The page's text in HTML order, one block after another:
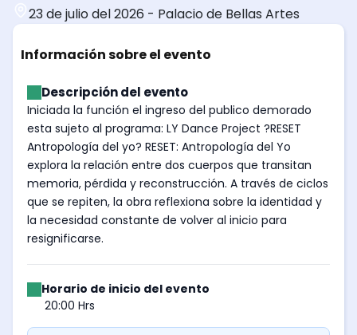
23 de julio del 2026 - Palacio de Bellas Artes
Información sobre el evento
Descripción del evento
Iniciada la función el ingreso del publico demorado
esta sujeto al programa: LY Dance Project ?RESET
Antropología del yo? RESET: Antropología del Yo
explora la relación entre dos cuerpos que transitan
memoria, pérdida y reconstrucción. A través de ciclos
que se repiten, la obra reflexiona sobre la identidad y
la necesidad constante de volver al inicio para
resignificarse.
Horario de inicio del evento
20:00 Hrs